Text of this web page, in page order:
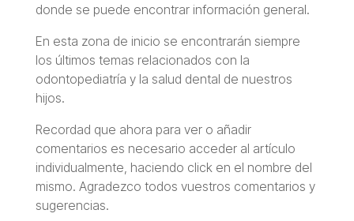
donde se puede encontrar información general.
En esta zona de inicio se encontrarán siempre
los últimos temas relacionados con la
odontopediatría y la salud dental de nuestros
hijos.
Recordad que ahora para ver o añadir
comentarios es necesario acceder al artículo
individualmente, haciendo click en el nombre del
mismo. Agradezco todos vuestros comentarios y
sugerencias.